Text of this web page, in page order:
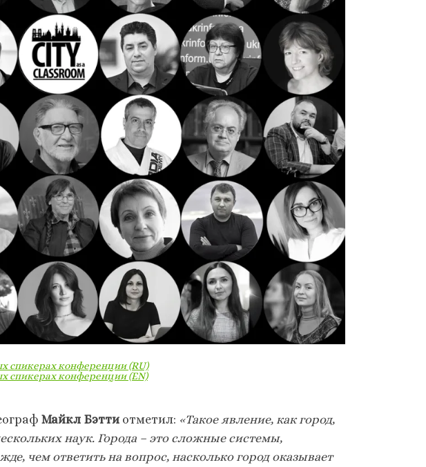
спикерах конференции(RU)
спикерах конференции(EN)
Майкл Бэтти отметил: «Такое явление, как город,
наук. Города – это сложные системы,
чем ответить на вопрос, насколько город оказывает